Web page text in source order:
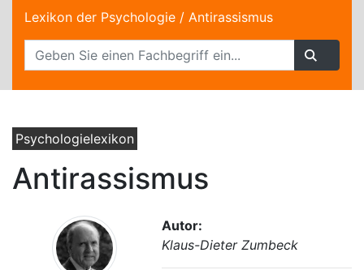
Lexikon der Psychologie / Antirassismus
Psychologielexikon
Antirassismus
Autor:
Klaus-Dieter Zumbeck